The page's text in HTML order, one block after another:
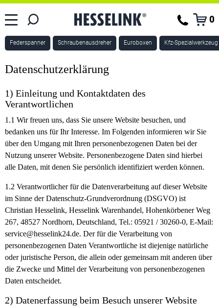
0
Federspanner Schraubenausdreher Euroboxen Kfz-Spezialwerkzeug
Datenschutzerklärung
1) Einleitung und Kontaktdaten des
Verantwortlichen
1.1 Wir freuen uns, dass Sie unsere Website besuchen, und
bedanken uns für Ihr Interesse. Im Folgenden informieren wir Sie
über den Umgang mit Ihren personenbezogenen Daten bei der
Nutzung unserer Website. Personenbezogene Daten sind hierbei
alle Daten, mit denen Sie persönlich identifiziert werden können.
1.2 Verantwortlicher für die Datenverarbeitung auf dieser Website
im Sinne der Datenschutz-Grundverordnung (DSGVO) ist
Christian Hesselink, Hesselink Warenhandel, Hohenkörbener Weg
267, 48527 Nordhorn, Deutschland, Tel.: 05921 / 30260-0, E-Mail:
service@hesselink24.de. Der für die Verarbeitung von
personenbezogenen Daten Verantwortliche ist diejenige natürliche
oder juristische Person, die allein oder gemeinsam mit anderen über
die Zwecke und Mittel der Verarbeitung von personenbezogenen
Daten entscheidet.
2) Datenerfassung beim Besuch unserer Website